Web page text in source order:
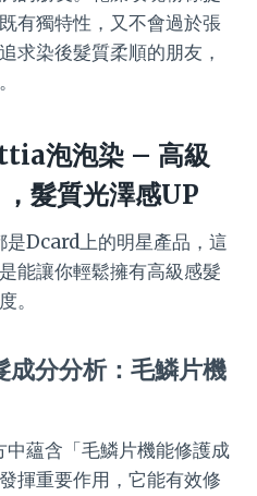
有獨特性，又不會過於張
求染後髮質柔順的朋友，
泡泡染 – 高級
髮質光澤感UP
Dcard上的明星產品，這
能讓你輕鬆擁有高級感髮
。
成分分析：毛鱗片機
蘊含「毛鱗片機能修護成
揮重要作用，它能有效修